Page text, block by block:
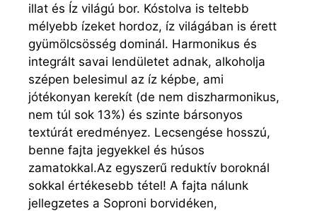
illat és Íz világú bor. Kóstolva is teltebb
mélyebb ízeket hordoz, íz világában is érett
gyümölcsösség dominál. Harmonikus és
integrált savai lendületet adnak, alkoholja
szépen belesimul az íz képbe, ami
jótékonyan kerekít (de nem diszharmonikus,
nem túl sok 13%) és szinte bársonyos
textúrát eredményez. Lecsengése hosszú,
benne fajta jegyekkel és húsos
zamatokkal.Az egyszerű reduktív boroknál
sokkal értékesebb tétel! A fajta nálunk
jellegzetes a Soproni borvidéken,